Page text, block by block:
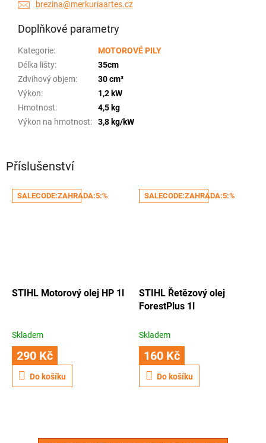
Příslušenství
SALECODE:ZAHRADA:5:%
STIHL Motorový olej HP 1l
Skladem
290 Kč
Do košíku
SALECODE:ZAHRADA:5:%
STIHL Řetězový olej
ForestPlus 1l
Skladem
160 Kč
Do košíku
brezina@merkuriaartes.cz
Doplňkové parametry
Kategorie:
MOTOROVÉ PILY
Délka lišty:
35cm
Zdvihový objem:
30 cm³
Výkon:
1,2 kW
Hmotnost:
4,5 kg
Výkon na hmotnost: 3,8 kg/kW